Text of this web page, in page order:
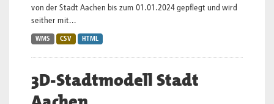
von der Stadt Aachen bis zum 01.01.2024 gepflegt und wird
seither mit...
WMS CSV HTML
3D-Stadtmodell Stadt